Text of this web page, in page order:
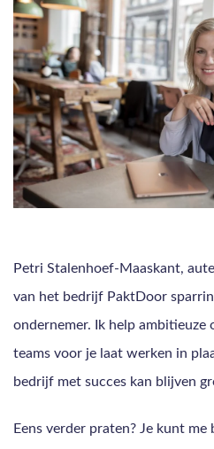
Petri Stalenhoef-Maaskant,
van het bedrijf PaktDoor
ondernemer. Ik help ambitieuze
teams voor je laat werken in
bedrijf met succes kan blijven
Eens verder praten? Je kunt me